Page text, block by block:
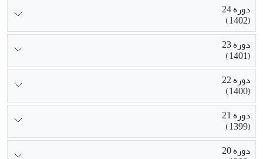
دوره 24
(1402)
دوره 23
(1401)
دوره 22
(1400)
دوره 21
(1399)
دوره 20